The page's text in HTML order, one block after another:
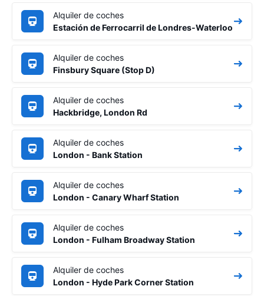
Alquiler de coches
Estación de Ferrocarril de Londres-Waterloo
Alquiler de coches
Finsbury Square (Stop D)
Alquiler de coches
Hackbridge, London Rd
Alquiler de coches
London - Bank Station
Alquiler de coches
London - Canary Wharf Station
Alquiler de coches
London - Fulham Broadway Station
Alquiler de coches
London - Hyde Park Corner Station